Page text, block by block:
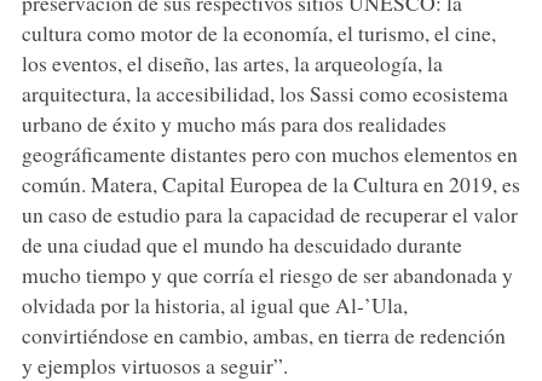
cultura como motor de la economía, el turismo, el cine,
los eventos, el diseño, las artes, la arqueología, la
arquitectura, la accesibilidad, los Sassi como ecosistema
urbano de éxito y mucho más para dos realidades
geográficamente distantes pero con muchos elementos en
común. Matera, Capital Europea de la Cultura en 2019, es
un caso de estudio para la capacidad de recuperar el valor
de una ciudad que el mundo ha descuidado durante
mucho tiempo y que corría el riesgo de ser abandonada y
olvidada por la historia, al igual que Al-’Ula,
convirtiéndose en cambio, ambas, en tierra de redención
y ejemplos virtuosos a seguir”.